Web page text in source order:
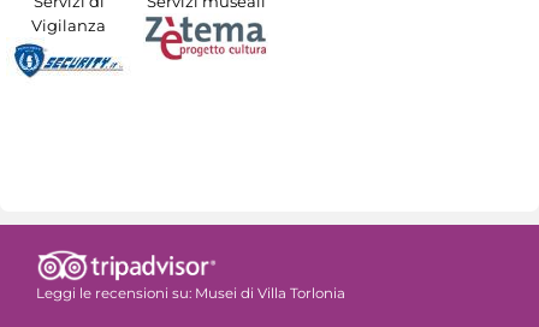
Vigilanza
Leggi le recensioni su: Musei di Villa Torlonia